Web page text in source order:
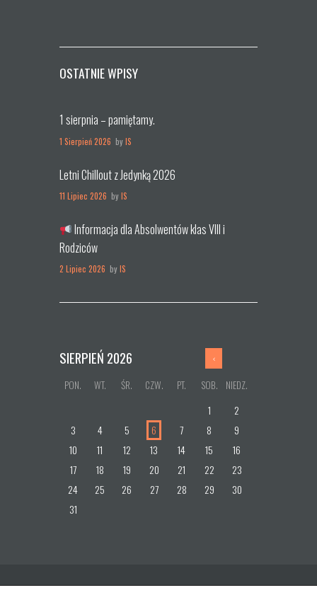
OSTATNIE WPISY
1 sierpnia – pamiętamy.
1 Sierpień 2026 byIS
Letni Chillout z Jedynką 2026
11 Lipiec 2026 byIS
Informacja dla Absolwentów klas VIII i
Rodziców
2 Lipiec 2026 byIS
SIERPIEŃ 2026
PON. WT. ŚR. CZW. PT. SOB. NIEDZ.
1
2
3
4 5 6 7 8
9
10
11 12 13 14 15
16
17
18 19 20 21 22
23
24
25 26 27 28 29
30
31